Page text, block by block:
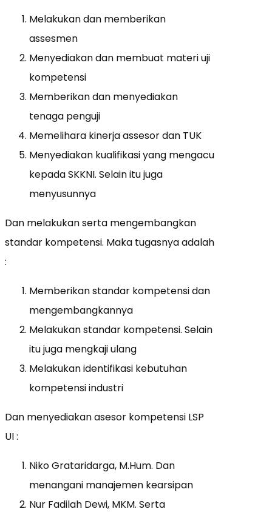
Melakukan dan memberikan
assesmen
Menyediakan dan membuat materi uji
kompetensi
Memberikan dan menyediakan
tenaga penguji
Memelihara kinerja assesor dan TUK
Menyediakan kualifikasi yang mengacu
kepada SKKNI. Selain itu juga
menyusunnya
Dan melakukan serta mengembangkan
standar kompetensi. Maka tugasnya adalah
:
Memberikan standar kompetensi dan
mengembangkannya
Melakukan standar kompetensi. Selain
itu juga mengkaji ulang
Melakukan identifikasi kebutuhan
kompetensi industri
Dan menyediakan asesor kompetensi LSP
UI :
Niko Grataridarga, M.Hum. Dan
menangani manajemen kearsipan
Nur Fadilah Dewi, MKM. Serta